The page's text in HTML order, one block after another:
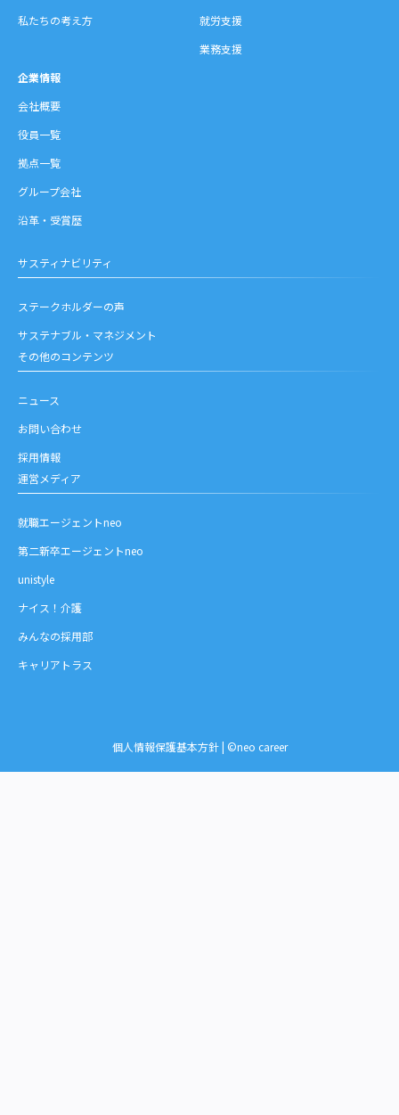
私たちの考え方
就労支援
業務支援
企業情報
会社概要
役員一覧
拠点一覧
グループ会社
沿革・受賞歴
サスティナビリティ
ステークホルダーの声
サステナブル・マネジメント
その他のコンテンツ
ニュース
お問い合わせ
採用情報
運営メディア
就職エージェントneo
第二新卒エージェントneo
unistyle
ナイス！介護
みんなの採用部
キャリアトラス
個人情報保護基本方針| ©neo career